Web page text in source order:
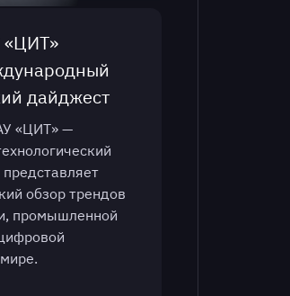
дайджест
«ЦИТ» —
обзор трендов
промышленной